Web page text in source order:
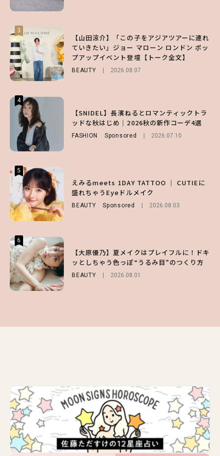
3
【山田涼介】「この子をアジアツアーに連れ
ていきたい」ジョー マローン ロンドン ポッ
プアップイベント登壇【トーク全文】
BEAUTY 2026.08.07
4
【SNIDEL】長濱ねるとロマンティックトラ
ッドな秋はじめ｜2026秋の新作コーデ4選
FASHION Sponsored 2026.07.10
5
えみるmeets 1DAY TATTOO ｜ CUTIEに
盛れちゃうEyeドルメイク
BEAUTY Sponsored 2026.08.03
6
【大原優乃】夏メイクはプレイフルに！ドキ
ッとしちゃう色っぽ“うるみ目”のつくり方
BEAUTY 2026.08.01
3
【ハローキティ】がスシローと初コラボ♡
第1弾の気になるメニュー＆限定グッズを総
チェック！
LIFESTYLE 2026.07.31
4
【ALD1】グループの魅力＆素顔に迫る♡ 一
問一答をお届け！【sweet web独占】
ENTERTAINMENT 2026.08.03
5
【SNIDEL】長濱ねるとロマンティックトラ
ッドな秋はじめ｜2026秋の新作コーデ4選
FASHION Sponsored 2026.07.10
6
【スタバ】約160通りのカスタマイズができ
る⁉ 39店舗限定『My フルーツ³ フラペチー
ノ®』を徹底レポ♡
3
【谷まりあ】夏は“シアースカート”でさり
げなく肌見せ！透け感のニュアンスを楽しめ
るマストハブアイテム4選
FASHION 2026.07.19
4
第1弾の気になるメニュー＆限定グッズを総
チェック！
2026.07.31
5
月直伝♡ ドライシャンプー「バティスト」
を使ったプロ級スタイリング3選
Sponsored
6
【GU】夏の“主役級”アイテム決定！ヘルシ
ー＆可愛すぎる「大人の肌見せ」トップス3
選